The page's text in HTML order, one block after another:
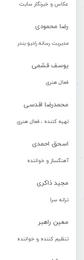
عکاس و خبرنگار سایت
رضا محمودی
مدیریت رسانه رادیو بندر
یوسف قشمی
فعال هنری
محمدرضا اقدسی
تهیه کننده ، فعال هنری
اسحق احمدی
آهنگساز و خواننده
مجید ذاکری
ترانه سرا
معین راهبر
تنظیم کننده و خواننده